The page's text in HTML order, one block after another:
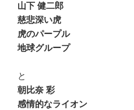
山下 健二郎
慈悲深い虎
虎のパープル
地球グループ
と
朝比奈 彩
感情的なライオン